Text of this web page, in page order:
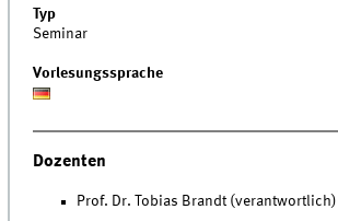
Typ
Seminar
Vorlesungssprache
Dozenten
Prof. Dr. Tobias Brandt (verantwortlich)